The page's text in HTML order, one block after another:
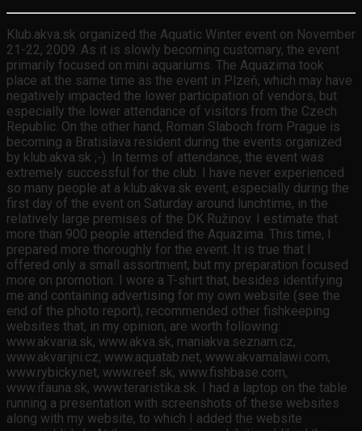
Klub.akva.sk organized the Aquatic Winter event on November
21-22, 2009. As it is slowly becoming customary, the event
primarily focused on mini aquariums. The Aquazima took
place at the same time as the event in Plzeň, which may have
negatively impacted the lower participation of vendors, but
especially the lower attendance of visitors from the Czech
Republic. On the other hand, Roman Slaboch from Prague is
becoming a Bratislava resident during the events organized
by klub.akva.sk ;-). In terms of attendance, the event was
extremely successful for the club. I have never experienced
so many people at a klub.akva.sk event, especially during the
first day of the event on Saturday around lunchtime, in the
relatively large premises of the DK Ružinov. I estimate that
more than 900 people attended the Aquazima. This time, I
prepared more thoroughly for the event. It is true that I
offered only a small assortment, but my preparation focused
more on promotion. I wore a T-shirt that, besides identifying
me and containing advertising for my own website (see the
end of the photo report), recommended other fishkeeping
websites that, in my opinion, are worth following:
www.akvaria.sk, www.akva.sk, maniakva.seznam.cz,
www.akvarijni.cz, www.aquatab.net, www.akvamalawi.com,
www.rybicky.net, www.reef.sk, www.fishbase.com,
www.ifauna.sk, www.teraristika.sk. I had a laptop on the table
running a presentation with screenshots of these websites
along with my website, to which I added the website